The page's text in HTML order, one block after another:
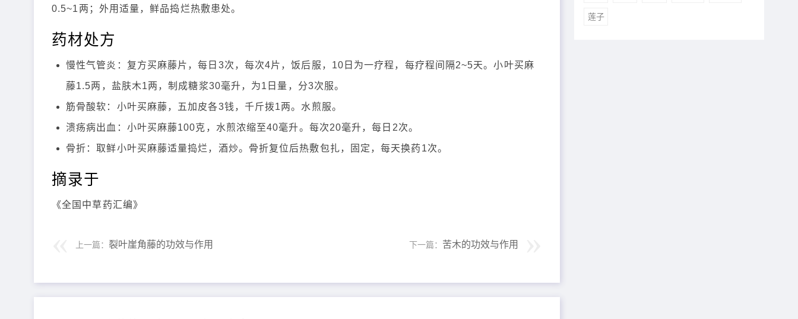
0.5~1两；外用适量，鲜品捣烂热敷患处。
药材处方
慢性气管炎：复方买麻藤片，每日3次，每次4片，饭后服，10日为一疗程，每疗程间隔2~5天。小叶买麻
藤1.5两，盐肤木1两，制成糖浆30毫升，为1日量，分3次服。
筋骨酸软：小叶买麻藤，五加皮各3钱，千斤拨1两。水煎服。
溃疡病出血：小叶买麻藤100克，水煎浓缩至40毫升。每次20毫升，每日2次。
骨折：取鲜小叶买麻藤适量捣烂，酒炒。骨折复位后热敷包扎，固定，每天换药1次。
摘录于
《全国中草药汇编》
上一篇： 裂叶崖角藤的功效与作用 下一篇： 苦木的功效与作用
莲子